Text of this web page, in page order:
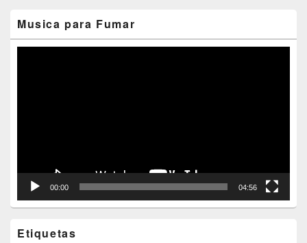
Musica para Fumar
00:00 04:56
Etiquetas